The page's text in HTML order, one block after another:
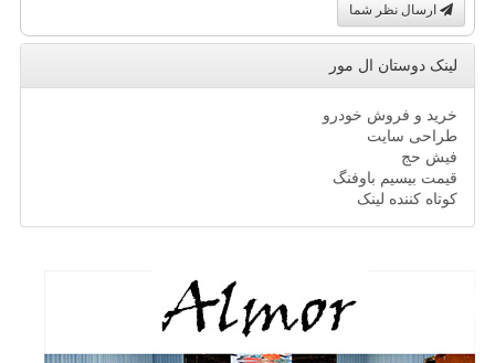
ارسال نظر شما
لینک دوستان ال مور
خرید و فروش خودرو
طراحی سایت
فیش حج
قیمت بیسیم باوفنگ
کوتاه کننده لینک